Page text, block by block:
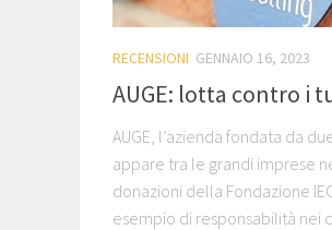
RECENSIONI GENNAIO 16, 2023
AUGE: lotta contro i
AUGE, l’azienda fondata da
appare tra le grandi imprese
donazioni della Fondazione
esempio di responsabilità nei